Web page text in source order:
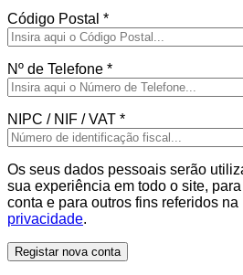
Código Postal *
Nº de Telefone *
NIPC / NIF / VAT *
Os seus dados pessoais serão
sua experiência em todo o site,
conta e para outros fins referidos na
privacidade.
Registar nova conta